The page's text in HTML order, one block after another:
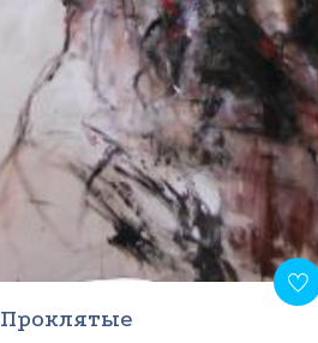
Проклятые